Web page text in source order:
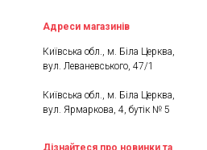
Адреси магазинів
Київська обл., м. Біла Церква,
вул. Леваневського, 47/1
Київська обл., м. Біла Церква,
вул. Ярмаркова, 4, бутік № 5
Дізнайтеся про новинки та